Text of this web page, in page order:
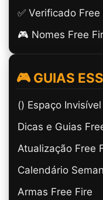
✅ Verificado Free
🎮 Nomes Free
🎮 GUIAS
(ㅤ) Espaço Invisível
Dicas e Guias
Atualização Free
Calendário
Armas Free Fire